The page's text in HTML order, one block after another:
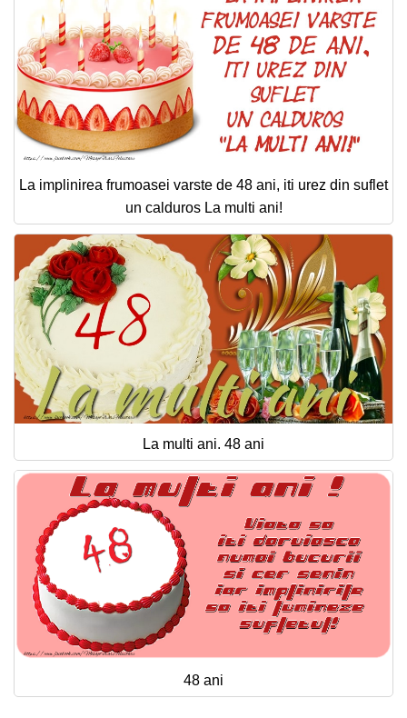
La implinirea frumoasei varste de 48 ani, iti urez din suflet
un calduros La multi ani!
La multi ani. 48 ani
48 ani